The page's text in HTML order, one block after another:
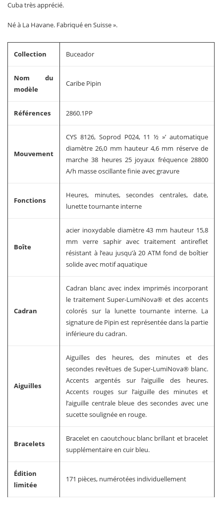
Cuba très apprécié.
Né à La Havane. Fabriqué en Suisse ».
Collection Buceador
Nom du
modèle
Caribe Pipin
Références 2860.1PP
Mouvement
CYS 8126, Soprod P024, 11 ½ »’ automatique
diamètre 26,0 mm hauteur 4,6 mm réserve de
marche 38 heures 25 joyaux fréquence 28800
A/h masse oscillante finie avec gravure
Fonctions
Heures, minutes, secondes centrales, date,
lunette tournante interne
Boîte
acier inoxydable diamètre 43 mm hauteur 15,8
mm verre saphir avec traitement antireflet
résistant à l’eau jusqu’à 20 ATM fond de boîtier
solide avec motif aquatique
Cadran
Cadran blanc avec index imprimés incorporant
le traitement Super-LumiNova® et des accents
colorés sur la lunette tournante interne. La
signature de Pipin est représentée dans la partie
inférieure du cadran.
Aiguilles
Aiguilles des heures, des minutes et des
secondes revêtues de Super-LumiNova® blanc.
Accents argentés sur l’aiguille des heures.
Accents rouges sur l’aiguille des minutes et
l’aiguille centrale bleue des secondes avec une
sucette soulignée en rouge.
Bracelets
Bracelet en caoutchouc blanc brillant et bracelet
supplémentaire en cuir bleu.
Édition
limitée
171 pièces, numérotées individuellement